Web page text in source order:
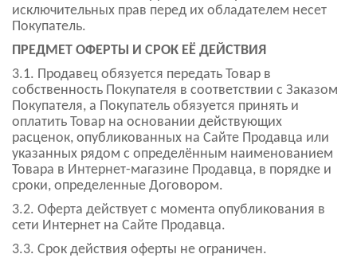
исключительных прав перед их обладателем несет
Покупатель.
ПРЕДМЕТ ОФЕРТЫ И СРОК ЕЁ ДЕЙСТВИЯ
3.1. Продавец обязуется передать Товар в
собственность Покупателя в соответствии с Заказом
Покупателя, а Покупатель обязуется принять и
оплатить Товар на основании действующих
расценок, опубликованных на Сайте Продавца или
указанных рядом с определённым наименованием
Товара в Интернет-магазине Продавца, в порядке и
сроки, определенные Договором.
3.2. Оферта действует с момента опубликования в
сети Интернет на Сайте Продавца.
3.3. Срок действия оферты не ограничен.